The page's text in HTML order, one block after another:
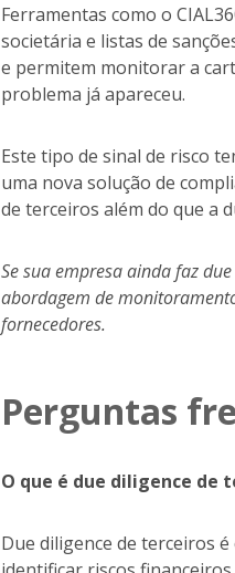
Ferramentas como o
societária e listas de
e permitem monitorar a
problema já apareceu.
Este tipo de sinal de risco
uma nova solução de
de terceiros além do que a
Se sua empresa ainda faz
abordagem de
fornecedores.
Perguntas
O que é due diligence de
Due diligence de terceiros